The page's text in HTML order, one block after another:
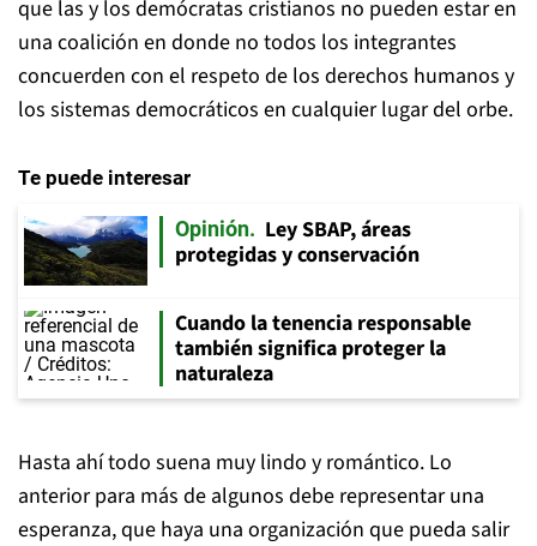
que las y los demócratas cristianos no pueden estar en
una coalición en donde no todos los integrantes
concuerden con el respeto de los derechos humanos y
los sistemas democráticos en cualquier lugar del orbe.
Te puede interesar
Opinión
Ley SBAP, áreas
protegidas y conservación
Cuando la tenencia responsable
también significa proteger la
naturaleza
Hasta ahí todo suena muy lindo y romántico. Lo
anterior para más de algunos debe representar una
esperanza, que haya una organización que pueda salir